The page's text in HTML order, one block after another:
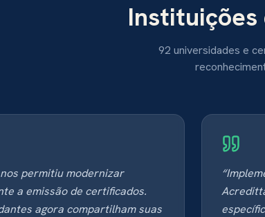
92 universidades e
permitiu modernizar
a emissão de certificados.
agora compartilham suas
“